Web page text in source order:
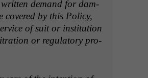
writ­ten demand for dam­
cov­ered by this Pol­i­cy,
of suit or insti­tu­tion
or reg­u­la­to­ry pro­